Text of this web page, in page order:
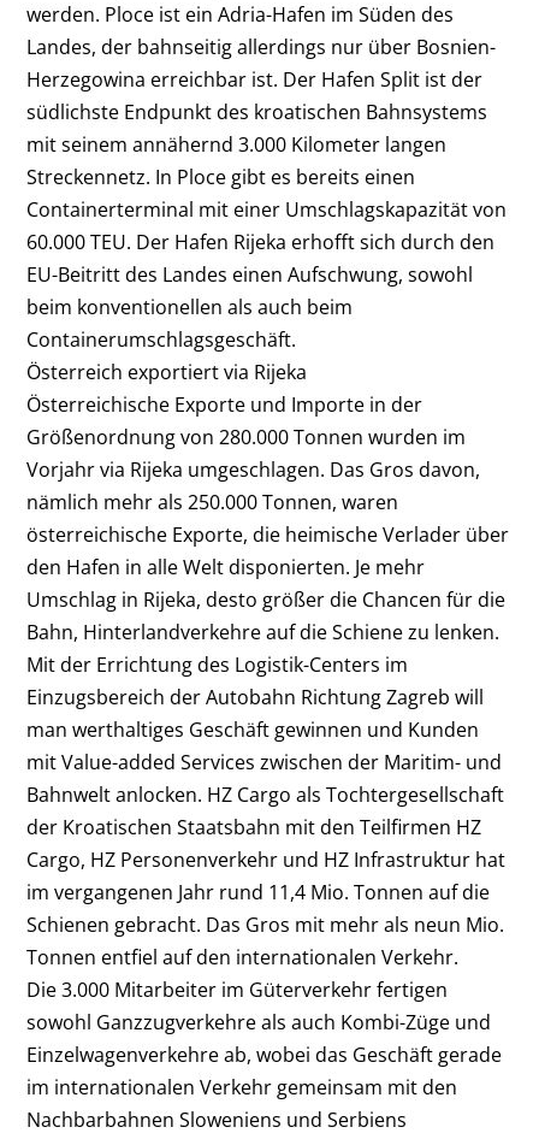
werden. Ploce ist ein Adria-Hafen im Süden des
Landes, der bahnseitig allerdings nur über Bosnien-
Herzegowina erreichbar ist. Der Hafen Split ist der
südlichste Endpunkt des kroatischen Bahnsystems
mit seinem annähernd 3.000 Kilometer langen
Streckennetz. In Ploce gibt es bereits einen
Containerterminal mit einer Umschlagskapazität von
60.000 TEU. Der Hafen Rijeka erhofft sich durch den
EU-Beitritt des Landes einen Aufschwung, sowohl
beim konventionellen als auch beim
Containerumschlagsgeschäft.
Österreich exportiert via Rijeka
Österreichische Exporte und Importe in der
Größenordnung von 280.000 Tonnen wurden im
Vorjahr via Rijeka umgeschlagen. Das Gros davon,
nämlich mehr als 250.000 Tonnen, waren
österreichische Exporte, die heimische Verlader über
den Hafen in alle Welt disponierten. Je mehr
Umschlag in Rijeka, desto größer die Chancen für die
Bahn, Hinterlandverkehre auf die Schiene zu lenken.
Mit der Errichtung des Logistik-Centers im
Einzugsbereich der Autobahn Richtung Zagreb will
man werthaltiges Geschäft gewinnen und Kunden
mit Value-added Services zwischen der Maritim- und
Bahnwelt anlocken. HZ Cargo als Tochtergesellschaft
der Kroatischen Staatsbahn mit den Teilfirmen HZ
Cargo, HZ Personenverkehr und HZ Infrastruktur hat
im vergangenen Jahr rund 11,4 Mio. Tonnen auf die
Schienen gebracht. Das Gros mit mehr als neun Mio.
Tonnen entfiel auf den internationalen Verkehr.
Die 3.000 Mitarbeiter im Güterverkehr fertigen
sowohl Ganzzugverkehre als auch Kombi-Züge und
Einzelwagenverkehre ab, wobei das Geschäft gerade
im internationalen Verkehr gemeinsam mit den
Nachbarbahnen Sloweniens und Serbiens